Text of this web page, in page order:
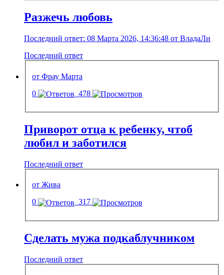
Разжечь любовь
Последний ответ: 08 Марта 2026, 14:36:48 от ВладаЛи
Последний ответ
от Фрау Марта
0
478
Приворот отца к ребенку, чтоб
любил и заботился
Последний ответ
от Жива
0
317
Сделать мужа подкаблучником
Последний ответ